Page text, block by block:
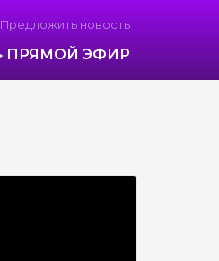
Предложить новость
ПРЯМОЙ ЭФИР